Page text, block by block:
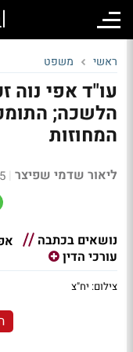
ראשי משפט
עו"ד אפי נוה
הלשכה;
המחוזות
ליאור שדמי שפיצר |
נושאים בכתבה
עורכי הדין
צילום: יח"צ